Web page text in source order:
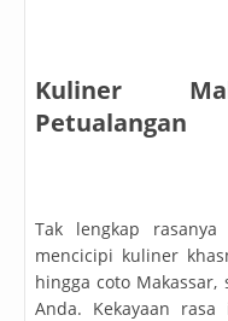
Kuliner
Petualangan
Tak lengkap
mencicipi kuliner
hingga coto
Anda. Kekayaan